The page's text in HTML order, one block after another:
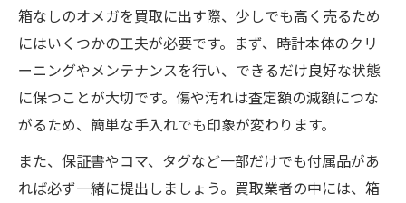
箱なしのオメガを買取に出す際、少しでも高く売るため
にはいくつかの工夫が必要です。まず、時計本体のクリ
ーニングやメンテナンスを行い、できるだけ良好な状態
に保つことが大切です。傷や汚れは査定額の減額につな
がるため、簡単な手入れでも印象が変わります。
また、保証書やコマ、タグなど一部だけでも付属品があ
れば必ず一緒に提出しましょう。買取業者の中には、箱